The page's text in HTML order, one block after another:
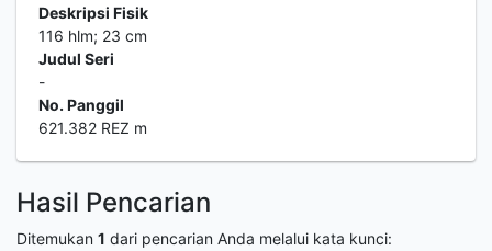
Deskripsi Fisik
116 hlm; 23 cm
Judul Seri
-
No. Panggil
621.382 REZ m
Hasil Pencarian
Ditemukan 1 dari pencarian Anda melalui kata kunci: